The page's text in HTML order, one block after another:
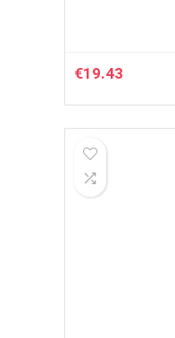
€19.43